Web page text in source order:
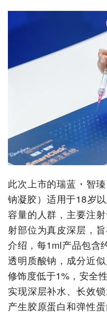
此次上市的瑞蓝・智
钠凝胶）适用于18岁
容量的人群，主要注
射部位为真皮深层，
介绍，每1ml产品包含
透明质酸钠，成分近
修饰度低于1%，安全
实现深层补水、长效
产生胶原蛋白和弹性